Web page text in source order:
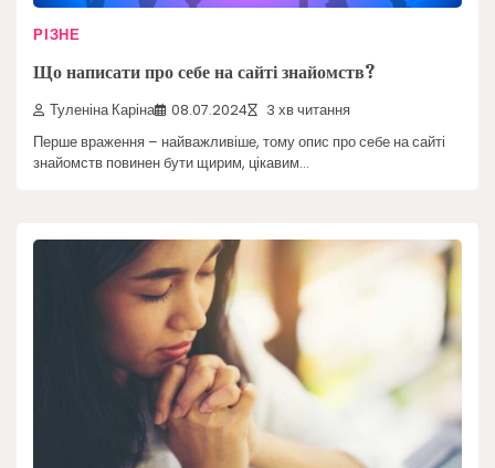
РІЗНЕ
Що написати про себе на сайті знайомств?
Туленіна Каріна 08.07.2024 3 хв читання
Перше враження – найважливіше, тому опис про себе на сайті
знайомств повинен бути щирим, цікавим…